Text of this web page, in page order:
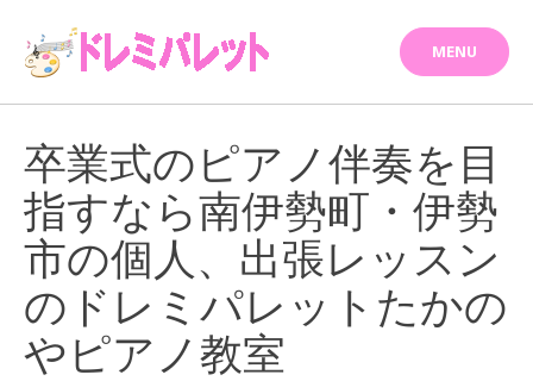
content
MENU
卒業式のピアノ伴奏を目
指すなら南伊勢町・伊勢
市の個人、出張レッスン
のドレミパレットたかの
やピアノ教室